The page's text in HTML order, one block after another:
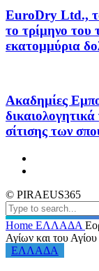
EuroDry Ltd.,
το τρίμηνο του
εκατομμύρια
Ακαδημίες
σίτισης των
© PIRAEUS365
Home ΕΛΛΑΔΑ
Αγίων και του
ΕΛΛΑΔΑ